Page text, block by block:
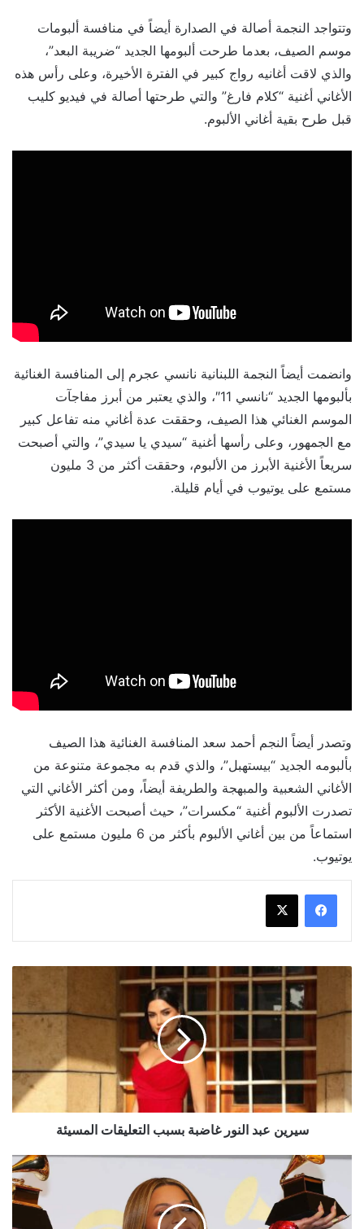
وتتواجد النجمة أصالة في الصدارة أيضاً في منافسة ألبومات
موسم الصيف، بعدما طرحت ألبومها الجديد “ضريبة البعد”،
والذي لاقت أغانيه رواج كبير في الفترة الأخيرة، وعلى رأس هذه
الأغاني أغنية “كلام فارغ” والتي طرحتها أصالة في فيديو كليب
قبل طرح بقية أغاني الألبوم.
وانضمت أيضاً النجمة اللبنانية نانسي عجرم إلى المنافسة الغنائية
بألبومها الجديد “نانسي 11″، والذي يعتبر من أبرز مفاجآت
الموسم الغنائي هذا الصيف، وحققت عدة أغاني منه تفاعل كبير
مع الجمهور، وعلى رأسها أغنية “سيدي يا سيدي”، والتي أصبحت
سريعاً الأغنية الأبرز من الألبوم، وحققت أكثر من 3 مليون
مستمع على يوتيوب في أيام قليلة.
وتصدر أيضاً النجم أحمد سعد المنافسة الغنائية هذا الصيف
بألبومه الجديد “بيستهبل”، والذي قدم به مجموعة متنوعة من
الأغاني الشعبية والمبهجة والطريفة أيضاً، ومن أكثر الأغاني التي
تصدرت الألبوم أغنية “مكسرات”، حيث أصبحت الأغنية الأكثر
استماعاً من بين أغاني الألبوم بأكثر من 6 مليون مستمع على
يوتيوب.
النور
التعليقات
المسيئة
سيرين عبد النور غاضبة بسبب التعليقات المسيئة
بيونسيه
تحقيق